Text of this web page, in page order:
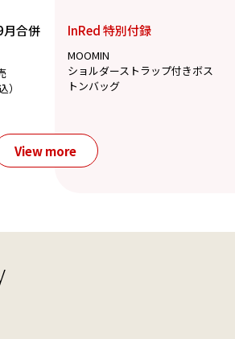
合併
InRed 特別付録
MOOMIN
ショルダーストラップ付きボス
トンバッグ
View more